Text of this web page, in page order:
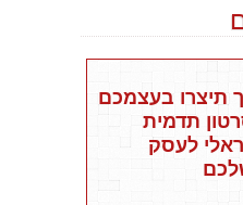
תיצרו בעצמכם
תדמית
לעסק